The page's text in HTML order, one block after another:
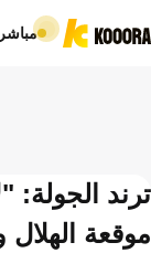
مباشر
ترند
موقعة الهلال